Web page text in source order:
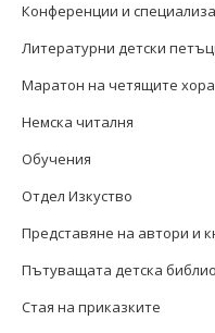
Конференции и
Литературни детски
Маратон на четящите хора
Немска читалня
Обучения
Отдел Изкуство
Представяне на автори и
Пътуващата детска
Стая на приказките